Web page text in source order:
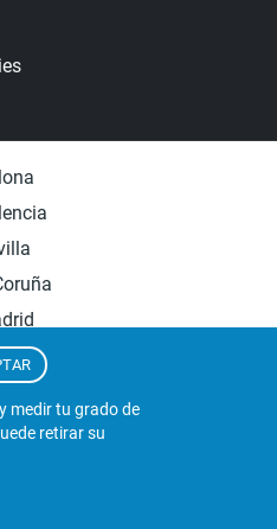
medir tu grado de
retirar su